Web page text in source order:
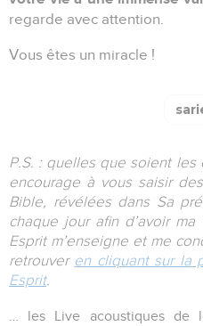
regarde avec attention.
Vous êtes un miracle !
P.S. : quelles que soient les
encourage à vous saisir
Bible, révélées dans Sa
chaque jour afin d’avoir ma
Esprit m’enseigne et me
retrouver en cliquant sur la
Esprit.
… les Live acoustiques de